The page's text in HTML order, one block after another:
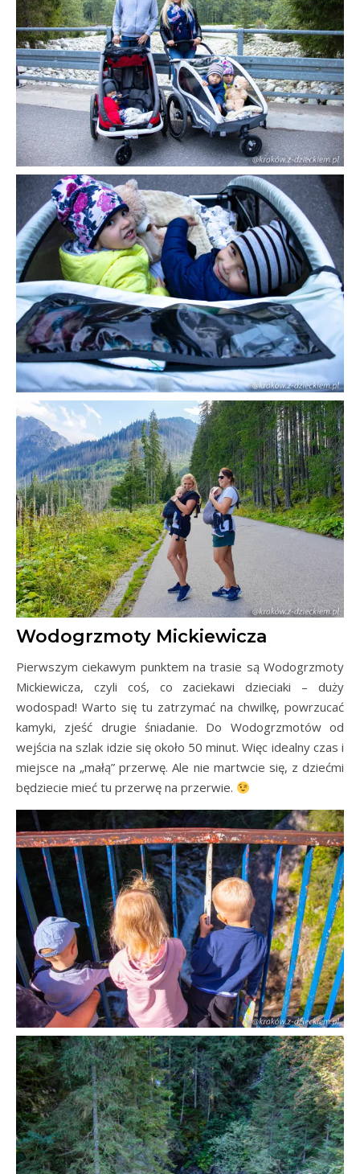
Wodogrzmoty Mickiewicza
Pierwszym ciekawym punktem na trasie są Wodogrzmoty
Mickiewicza, czyli coś, co zaciekawi dzieciaki – duży
wodospad! Warto się tu zatrzymać na chwilkę, powrzucać
kamyki, zjeść drugie śniadanie. Do Wodogrzmotów od
wejścia na szlak idzie się około 50 minut. Więc idealny czas i
miejsce na „małą” przerwę. Ale nie martwcie się, z dziećmi
będziecie mieć tu przerwę na przerwie.